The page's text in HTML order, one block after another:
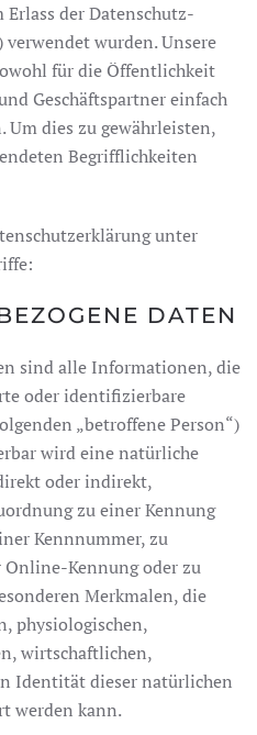
der Datenschutz-
wurden. Unsere
für die Öffentlichkeit
Geschäftspartner einfach
Um dies zu gewährleisten,
Begrifflichkeiten
unter
DATEN
sind alle Informationen, die
oder identifizierbare
„betroffene Person“)
wird eine natürliche
oder indirekt,
zu einer Kennung
Kennnummer, zu
Kennung oder zu
Merkmalen, die
physiologischen,
wirtschaftlichen,
Identität dieser natürlichen
werden kann.